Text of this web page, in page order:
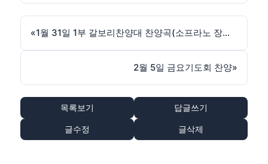
« 1월 31일 1부 갈보리찬양대 찬양곡(소프라노 장소아)
2월 5일 금요기도회 찬양»
목록보기 답글쓰기
글수정 글삭제